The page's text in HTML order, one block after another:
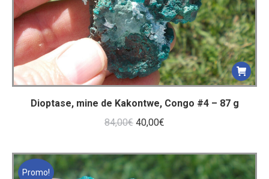
Dioptase, mine de Kakontwe, Congo #4 – 87 g
84,00€ Le
initial
était :
40,00€
actuel
est :
Promo!